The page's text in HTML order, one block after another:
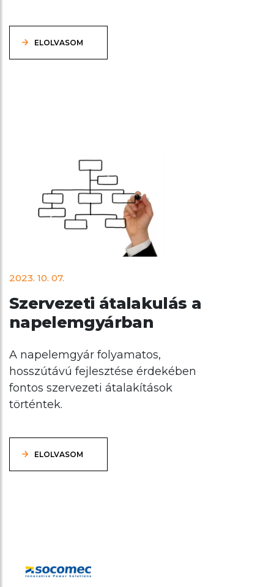
ELOLVASOM
2023. 10. 07.
Szervezeti átalakulás a
napelemgyárban
A napelemgyár folyamatos,
hosszútávú fejlesztése érdekében
fontos szervezeti átalakítások
történtek.
ELOLVASOM